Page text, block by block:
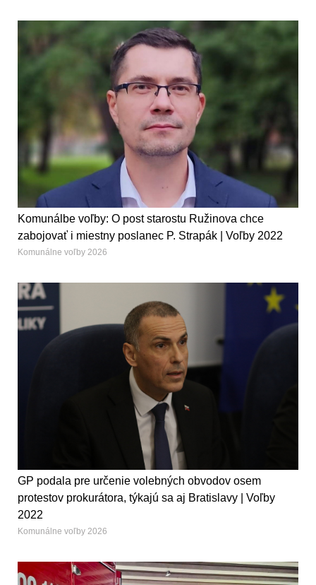
Komunálbe voľby: O post starostu Ružinova chce
zabojovať i miestny poslanec P. Strapák | Voľby 2022
Komunálne voľby 2026
GP podala pre určenie volebných obvodov osem
protestov prokurátora, týkajú sa aj Bratislavy | Voľby
2022
Komunálne voľby 2026